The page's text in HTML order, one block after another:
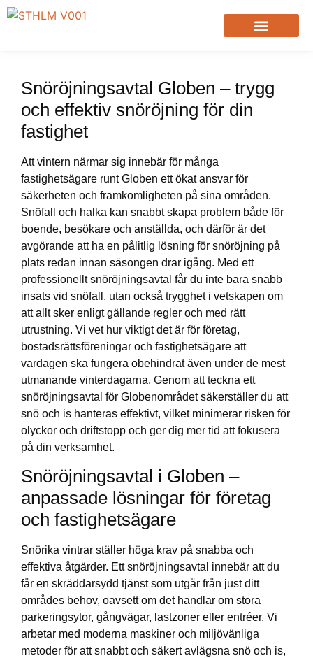
Snöröjningsavtal Globen – trygg
och effektiv snöröjning för din
fastighet
Att vintern närmar sig innebär för många
fastighetsägare runt Globen ett ökat ansvar för
säkerheten och framkomligheten på sina områden.
Snöfall och halka kan snabbt skapa problem både för
boende, besökare och anställda, och därför är det
avgörande att ha en pålitlig lösning för snöröjning på
plats redan innan säsongen drar igång. Med ett
professionellt snöröjningsavtal får du inte bara snabb
insats vid snöfall, utan också trygghet i vetskapen om
att allt sker enligt gällande regler och med rätt
utrustning. Vi vet hur viktigt det är för företag,
bostadsrättsföreningar och fastighetsägare att
vardagen ska fungera obehindrat även under de mest
utmanande vinterdagarna. Genom att teckna ett
snöröjningsavtal för Globenområdet säkerställer du att
snö och is hanteras effektivt, vilket minimerar risken för
olyckor och driftstopp och ger dig mer tid att fokusera
på din verksamhet.
Snöröjningsavtal i Globen –
anpassade lösningar för företag
och fastighetsägare
Snörika vintrar ställer höga krav på snabba och
effektiva åtgärder. Ett snöröjningsavtal innebär att du
får en skräddarsydd tjänst som utgår från just ditt
områdes behov, oavsett om det handlar om stora
parkeringsytor, gångvägar, lastzoner eller entréer. Vi
arbetar med moderna maskiner och miljövänliga
metoder för att snabbt och säkert avlägsna snö och is,